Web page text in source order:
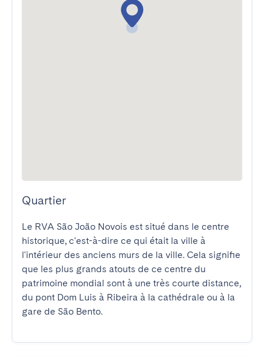
Quartier
Le RVA São João Novois est situé dans le centre
historique, c'est-à-dire ce qui était la ville à
l'intérieur des anciens murs de la ville. Cela signifie
que les plus grands atouts de ce centre du
patrimoine mondial sont à une très courte distance,
du pont Dom Luis à Ribeira à la cathédrale ou à la
gare de São Bento.